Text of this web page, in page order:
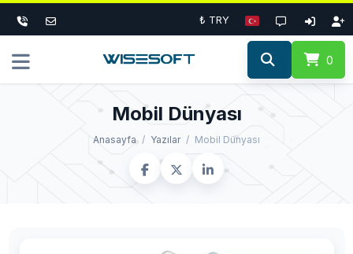
₺ TRY
0
Mobil Dünyası
Anasayfa Yazılar Mobil Dünyası